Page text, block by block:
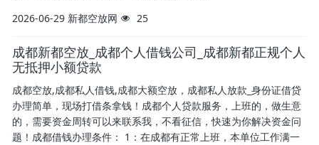
2026-06-29 新都空放网 25
成都新都空放_成都个人借钱公司_成都新都正规个人
无抵押小额贷款
成都空放,成都私人借钱,成都大额空放，成都私人放款_身份证借贷
办理简单，现场打借条拿钱！成都个人贷款服务，上班的，做生意
的，需要资金周转可以来联系我，不看征信，快速为你解决资金问
题！成都借钱办理条件： 1：在成都有正常上班，本单位工作满一